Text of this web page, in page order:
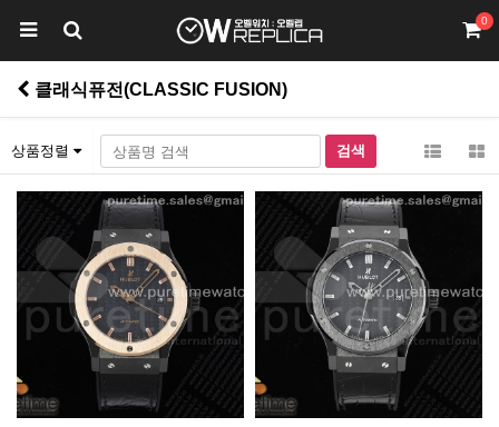
0
클래식퓨전(CLASSIC FUSION)
상품정렬